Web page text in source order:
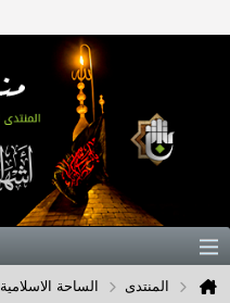
المنتدى الساحة الاسلامية